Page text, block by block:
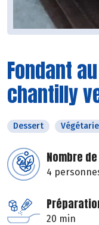
Fondant
chantilly
Dessert
Nombre
4
20 min